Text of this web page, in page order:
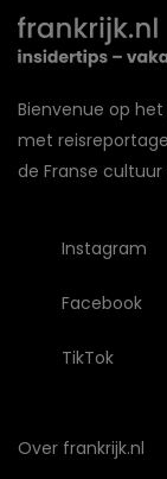
Bienvenue op
met
de Franse
Instagram
Facebook
TikTok
Over frankrijk.nl